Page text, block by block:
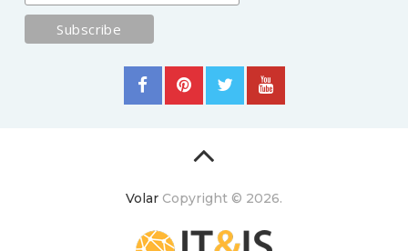
Volar Copyright © 2026.